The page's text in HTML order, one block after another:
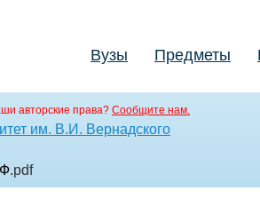
Вузы Предметы
авторские права? Сообщите нам.
им. В.И. Вернадского
.pdf